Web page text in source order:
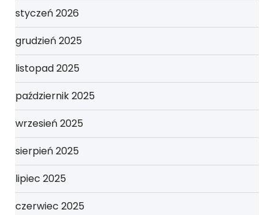
styczeń 2026
grudzień 2025
listopad 2025
październik 2025
wrzesień 2025
sierpień 2025
lipiec 2025
czerwiec 2025